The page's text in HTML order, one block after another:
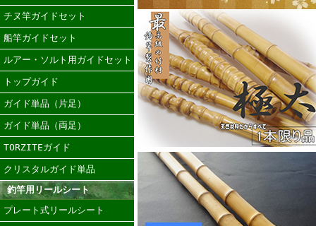
チヌ竿ガイドセット
船竿ガイドセット
ルアー・ソルト用ガイドセット
トップガイド
ガイド単品（片足）
ガイド単品（両足）
TORZITEガイド
クリスタルガイド単品
釣竿用リールシート
プレート式リールシート